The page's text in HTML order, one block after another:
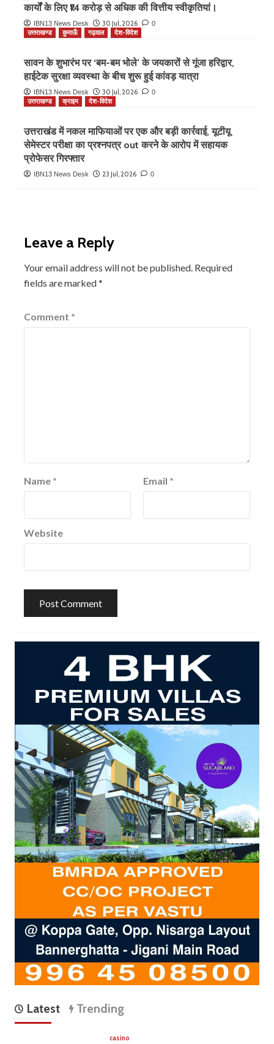
कार्यों के लिए ₹14 करोड़ से अधिक की वित्तीय स्वीकृतियां।
IBN13 News Desk 30 Jul, 2026 0
उत्तराखण्ड कुमाऊँ गढ़वाल देश-विदेश
सावन के शुभारंभ पर ‘बम-बम भोले’ के जयकारों से गूंजा हरिद्वार,
हाईटेक सुरक्षा व्यवस्था के बीच शुरू हुई कांवड़ यात्रा
IBN13 News Desk 30 Jul, 2026 0
उत्तराखण्ड क्राइम देश-विदेश
उत्तराखंड में नकल माफियाओं पर एक और बड़ी कार्रवाई, यूटीयू
सेमेस्टर परीक्षा का प्रश्नपत्र out करने के आरोप में सहायक
प्रोफेसर गिरफ्तार
IBN13 News Desk 23 Jul, 2026 0
Leave a Reply
Your email address will not be published. Required
fields are marked*
Comment *
Name * Email *
Website
Latest Trending
casino